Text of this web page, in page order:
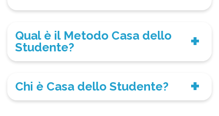
Qual è il Metodo Casa dello
Studente?
Chi è Casa dello Studente?